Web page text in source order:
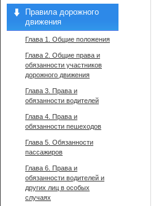
Правила дорожного
движения
Глава 1. Общие положения
Глава 2. Общие права и
обязанности участников
дорожного движения
Глава 3. Права и
обязанности водителей
Глава 4. Права и
обязанности пешеходов
Глава 5. Обязанности
пассажиров
Глава 6. Права и
обязанности водителей и
других лиц в особых
случаях